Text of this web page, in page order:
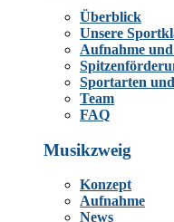
Überblick
Unsere
Aufnahme
Sportarten
Team
FAQ
Musikzweig
Konzept
Aufnahme
News